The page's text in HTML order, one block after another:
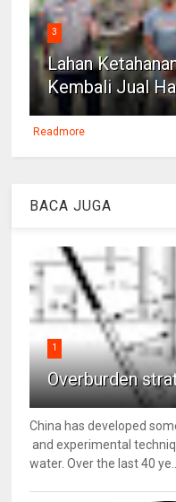
3
Lahan
Kembali Jual
Readmore
BACA JUGA
1
Overburden
China has developed
and experimental
water. Over the last 40